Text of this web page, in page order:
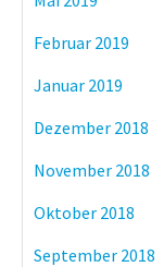
Februar 2019
Januar 2019
Dezember 2018
November 2018
Oktober 2018
September 2018